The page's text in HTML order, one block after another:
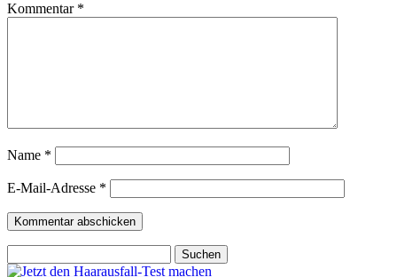
Kommentar *
Name *
E-Mail-Adresse *
nach: